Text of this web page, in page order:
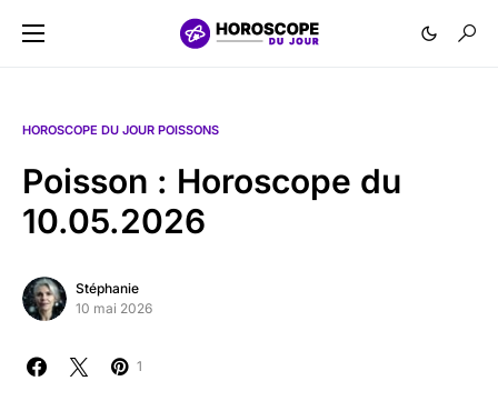
HOROSCOPE DU JOUR POISSONS
Poisson : Horoscope du
10.05.2026
Stéphanie
10 mai 2026
1